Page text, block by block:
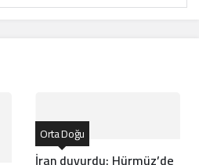
İran duyurdu: Hürmüz’de
Orta Doğu